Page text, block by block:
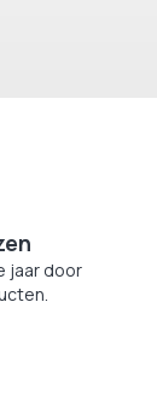
jaar door